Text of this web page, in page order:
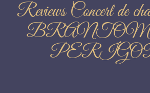
Reviews Concert de